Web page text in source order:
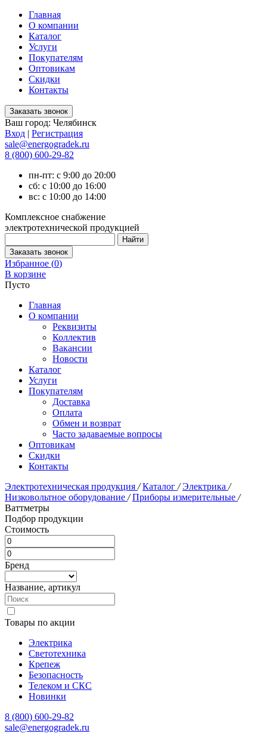
Главная
О компании
Каталог
Услуги
Покупателям
Оптовикам
Скидки
Контакты
Ваш город: Челябинск
Вход | Регистрация
sale@energogradek.ru
8 (800) 600-29-82
пн-пт: с 9:00 до 20:00
сб: с 10:00 до 16:00
вс: с 10:00 до 14:00
Комплексное снабжение
электротехнической продукцией
Избранное (0)
В корзине
Пусто
Главная
О компании
Реквизиты
Коллектив
Вакансии
Новости
Каталог
Услуги
Покупателям
Доставка
Оплата
Обмен и возврат
Часто задаваемые вопросы
Оптовикам
Скидки
Контакты
Электротехническая продукция / Каталог / Электрика /
Низковольтное оборудование / Приборы измерительные /
Ваттметры
Подбор продукции
Стоимость
Бренд
Название, артикул
Товары по акции
Электрика
Светотехника
Крепеж
Безопасность
Телеком и СКС
Новинки
8 (800) 600-29-82
sale@energogradek.ru